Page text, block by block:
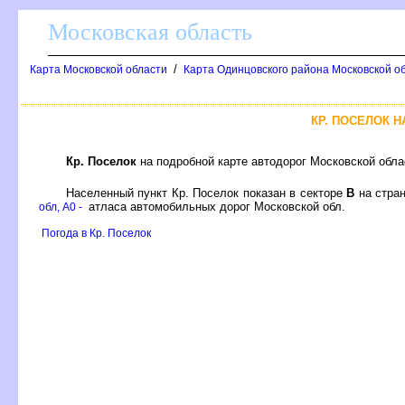
Московская область
Карта Московской области / Карта Одинцовского района Московской
КР. ПОСЕЛОК
Кр. Поселок на подробной карте автодорог Московской
Населенный пункт Кр. Поселок показан в секторе на
обл, A0 - атласа автомобильных дорог Московской обл.
Погода в Кр. Поселок